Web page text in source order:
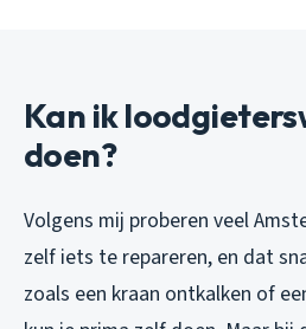
Kan ik
doen?
Volgens mij proberen veel
zelf iets te repareren, en dat
zoals een kraan ontkalken of